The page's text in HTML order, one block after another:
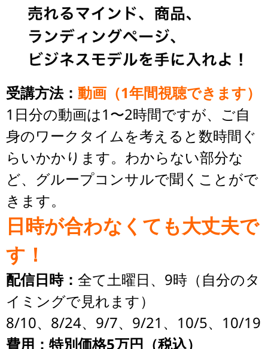
受講方法： 動画（1年間視聴できます）
1日分の動画は1〜2時間ですが、ご自
身のワークタイムを考えると数時間ぐ
らいかかります。わからない部分な
ど、グループコンサルで聞くことがで
きます。
日時が合わなくても大丈夫で
す！
配信日時： 全て土曜日、9時（自分のタ
イミングで見れます）
8/10、8/24、9/7、9/21、10/5、10/19
費用：特別価格5万円（税込）